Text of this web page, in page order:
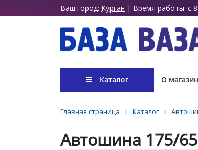
Ваш город: Курган | Время работы: с
Каталог О
Главная страница Каталог
Автошина 175/